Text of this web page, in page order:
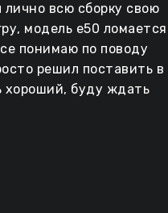
всю сборку свою
модель е50 ломается
понимаю по поводу
решил поставить в
хороший, буду ждать